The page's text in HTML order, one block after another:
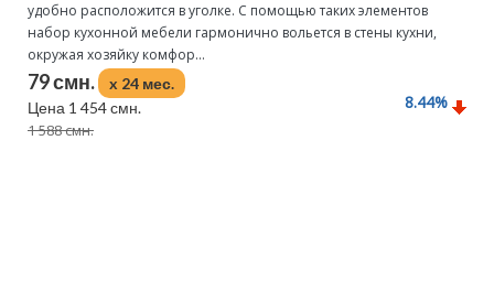
удобно расположится в уголке. С помощью таких элементов
набор кухонной мебели гармонично вольется в стены кухни,
окружая хозяйку комфор...
79 смн.
x 24 мес.
Цена 1 454 смн.
1 588 смн.
8.44%